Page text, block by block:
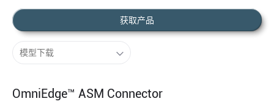
获取产品
OmniEdge™ ASM Connector